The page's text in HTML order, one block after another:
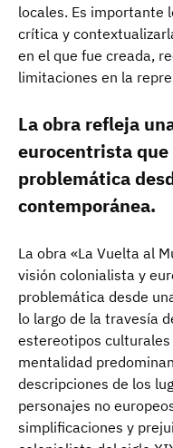
locales. Es importante
crítica y
en el que fue creada,
limitaciones en la
La obra refleja
eurocentrista
problemática
contemporánea.
La obra «La Vuelta al
visión colonialista y
problemática desde
lo largo de la travesía
estereotipos
mentalidad
descripciones de los
personajes no
simplificaciones y